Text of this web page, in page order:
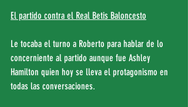
El partido contra el Real Betis Baloncesto
Le tocaba el turno a Roberto para hablar de lo
concerniente al partido aunque fue Ashley
Hamilton quien hoy se lleva el protagonismo en
todas las conversaciones.